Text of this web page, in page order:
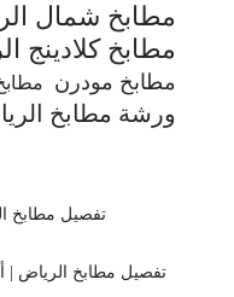
مطابخ شمال
مطابخ كلادينج
مطابخ مودرن مطابخ
ورشة مطابخ
تفصيل مطابخ
تفصيل مطابخ الرياض |